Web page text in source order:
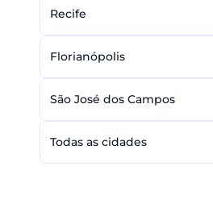
Recife
Florianópolis
São José dos Campos
Todas as cidades